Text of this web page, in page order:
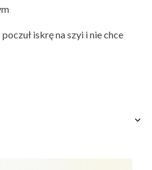
iskrę na szyi i nie chce